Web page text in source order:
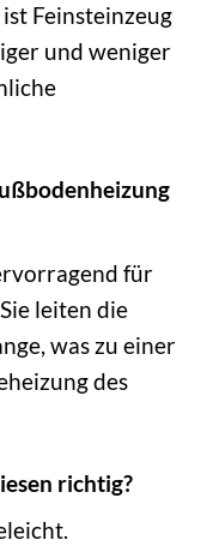
Feinsteinzeug
und weniger
für
leiten die
was zu einer
des
richtig?